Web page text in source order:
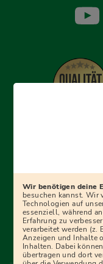
Erfolgreich
begleiten dich
Ratgebern
Videokursen und
Wir benötigen deine
besuchen kannst. Wir
Technologien auf
essenziell, während
Erfahrung zu
verarbeitet werden (z.
Anzeigen und Inhalte
Inhalten. Dabei
übertragen und dort